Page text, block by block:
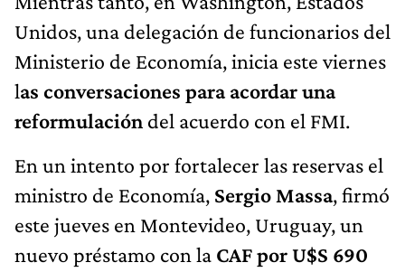
Unidos, una delegación de funcionarios del
Ministerio de Economía, inicia este viernes
las conversaciones para acordar una
reformulación del acuerdo con el FMI.
En un intento por fortalecer las reservas el
ministro de Economía, Sergio Massa, firmó
este jueves en Montevideo, Uruguay, un
nuevo préstamo con la CAF por U$S 690